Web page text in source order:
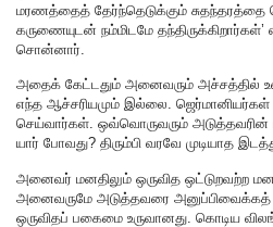
மரணத்தைத் தேர்ந்தெடுக்கும் சுதந்தரத்தை
கருணையுடன் நம்மிடமே
சொன்னார்.
அதைக் கேட்டதும் அனைவரும் அச்சத்தில்
எந்த ஆச்சரியமும் இல்லை.
செய்வார்கள். ஒவ்வொருவரும்
யார் போவது? திரும்பி வரவே முடியாத
அனைவர் மனதிலும் ஒருவித ஒட்டுறவற்ற
அனைவருமே அடுத்தவரை அனுப்பிவைக்கத்
ஒருவிதப் பகைமை உருவானது. கொடிய